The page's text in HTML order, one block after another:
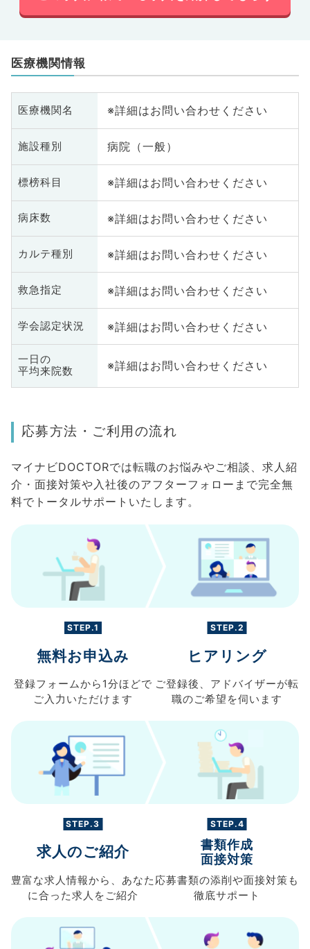
医療機関情報
医療機関名 ※詳細はお問い合わせください
施設種別 病院（一般）
標榜科目 ※詳細はお問い合わせください
病床数 ※詳細はお問い合わせください
カルテ種別 ※詳細はお問い合わせください
救急指定 ※詳細はお問い合わせください
学会認定状況 ※詳細はお問い合わせください
一日の
平均来院数
※詳細はお問い合わせください
応募方法・ご利用の流れ
マイナビDOCTORでは転職のお悩みやご相談、求人紹
介・面接対策や入社後のアフターフォローまで完全無
料でトータルサポートいたします。
STEP.1
無料お申込み
登録フォームから 1分ほどで
ご入力 いただけます
STEP.2
ヒアリング
ご登録後、 アドバイザーが転
職のご希望を伺います
STEP.3
求人のご紹介
豊富な求人情報から、 あなた
に合った求人を ご紹介
STEP.4
書類作成
面接対策
応募書類の添削や面接対策も
徹底サポート